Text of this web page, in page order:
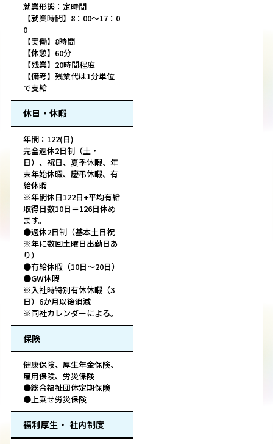
就業形態：定時間
【就業時間】8：00～17：0
0
【実働】8時間
【休憩】60分
【残業】20時間程度
【備考】残業代は1分単位
で支給
休日・休暇
年間：122(日)
完全週休2日制（土・
日）、祝日、夏季休暇、年
末年始休暇、慶弔休暇、有
給休暇
※年間休日122日+平均有給
取得日数10日＝126日休め
ます。
●週休2日制（基本土日祝
※年に数回土曜日出勤日あ
り）
●有給休暇（10日～20日）
●GW休暇
※入社時特別有休休暇（3
日）6か月以後消滅
※同社カレンダーによる。
保険
健康保険、厚生年金保険、
雇用保険、労災保険
●総合福祉団体定期保険
●上乗せ労災保険
福利厚生・ 社内制度